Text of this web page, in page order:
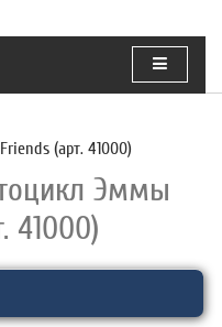
(арт. 41000)
Эммы
41000)